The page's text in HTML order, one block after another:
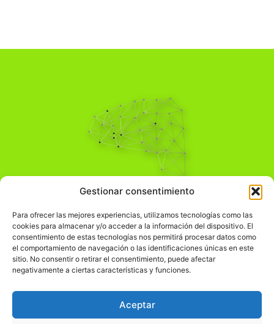
Gestionar consentimiento
Para ofrecer las mejores experiencias, utilizamos tecnologías como las
cookies para almacenar y/o acceder a la información del dispositivo. El
consentimiento de estas tecnologías nos permitirá procesar datos como
el comportamiento de navegación o las identificaciones únicas en este
sitio. No consentir o retirar el consentimiento, puede afectar
negativamente a ciertas características y funciones.
Aceptar
Pensamiento Crítico
Comprender el mundo para transformarlo.
Información Legal
჻Política de privacidad
Política de cookies